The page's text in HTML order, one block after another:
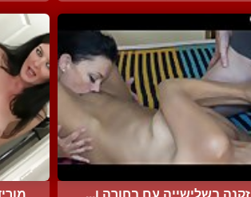
זקנה בשלישייה עם בחורה ו...